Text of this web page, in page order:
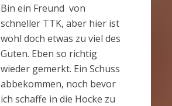
Bin ein Freund von
schneller TTK, aber hier ist
wohl doch etwas zu viel des
Guten. Eben so richtig
wieder gemerkt. Ein Schuss
abbekommen, noch bevor
ich schaffe in die Hocke zu